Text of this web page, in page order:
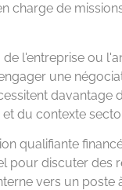
charge de
de l'entreprise ou
une
davantage
du contexte
qualifiante
pour discuter des
vers un